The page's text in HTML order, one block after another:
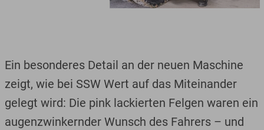
Ein besonderes Detail an der neuen Maschine
zeigt, wie bei SSW Wert auf das Miteinander
gelegt wird: Die pink lackierten Felgen waren ein
augenzwinkernder Wunsch des Fahrers – und